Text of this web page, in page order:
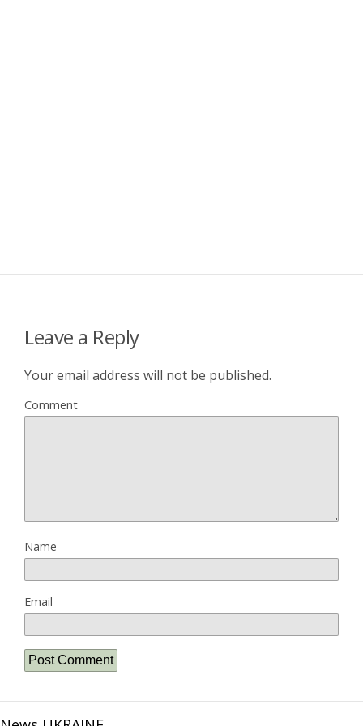
Leave a Reply
Your email address will not be published.
Comment
Name
Email